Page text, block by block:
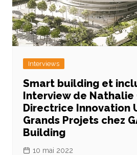
Interviews
Smart building et
Interview de Nathalie
Directrice Innovation
Grands Projets chez
Building
10 mai 2022